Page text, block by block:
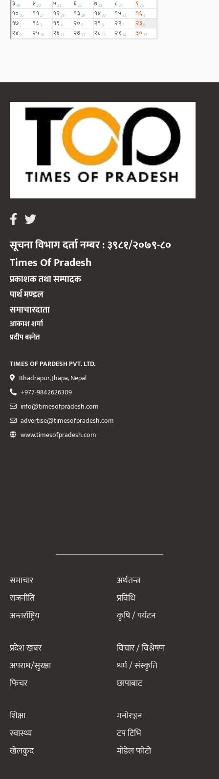
सूचना विभाग दर्ता नम्बर : ३९८१/२०७९-८०
Times Of Pradesh
प्रकाशक तथा सम्पादक
पार्थ मण्डल
समाचारदाता
आकाश शर्मा
प्रदीप बस्नेत
TIMES OF PARDESH PVT. LTD.
Bhadrapur, Jhapa, Nepal
+977-9842626309
info@timesofpradesh.com
advertise@timesofpradesh.com
www.timesofpradesh.com
समाचार
राजनीति
अन्तर्राष्ट्रिय
अर्थतन्त्र
प्रविधि
कृषि / पर्यटन
प्रदेश खबर
अपराध/सुरक्षा
फिचर
विचार / विश्लेषण
धर्म / संस्कृति
छापाबाट
शिक्षा
स्वास्थ्य
खेलकुद
मनोरञ्जन
टप टिभि
मोडेल फोटो